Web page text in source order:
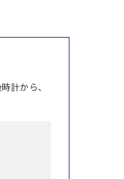
計から、